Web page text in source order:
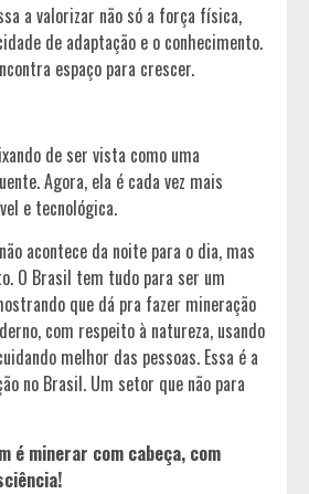
a valorizar não só a força física,
de adaptação e o conhecimento.
espaço para crescer.
de ser vista como uma
Agora, ela é cada vez mais
e tecnológica.
acontece da noite para o dia, mas
O Brasil tem tudo para ser um
que dá pra fazer mineração
com respeito à natureza, usando
melhor das pessoas. Essa é a
no Brasil. Um setor que não para
é minerar com cabeça, com